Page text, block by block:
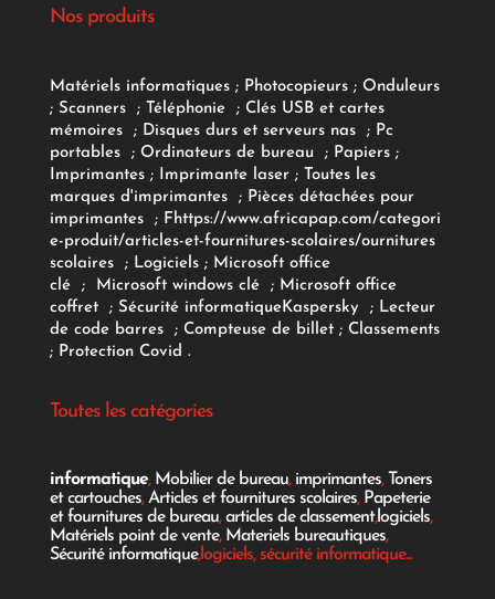
Nos produits
Matériels informatiques; Photocopieurs; Onduleurs
; Scanners ; Téléphonie ; Clés USB et cartes
mémoires
; Disques durs et serveurs nas ; Pc
portables
; Ordinateurs de bureau ; Papiers;
Imprimantes;Imprimante laser; Toutes les
marques d'imprimantes
; Pièces détachées pour
imprimantes
; Fhttps://www.africapap.com/categori
e-produit/articles-et-fournitures-scolaires/ournitures
scolaires; Logiciels ; Microsoft office
clé
; Microsoft windows clé; Microsoft office
coffret ; Sécurité informatiqueKaspersky ; Lecteur
de code barres
; Compteuse de billet; Classements
; Protection Covid .
Toutes les catégories
informatique, Mobilier de bureau, imprimantes, Toners
et cartouches,Articles et fournitures scolaires, Papeterie
et fournitures de bureau,articles de classement,logiciels,
Matériels point de vente, Materiels bureautiques,
Sécurité informatique,logiciels, sécurité informatique...